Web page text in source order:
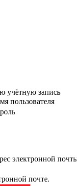
учётную запись
пользователя
электронной
почте.